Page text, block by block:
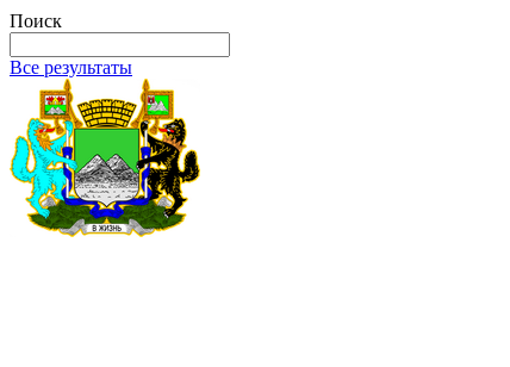
Поиск
Все результаты